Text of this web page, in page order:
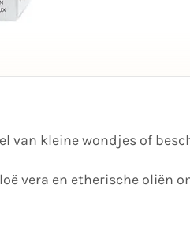
van kleine wondjes of
vera en etherische oliën